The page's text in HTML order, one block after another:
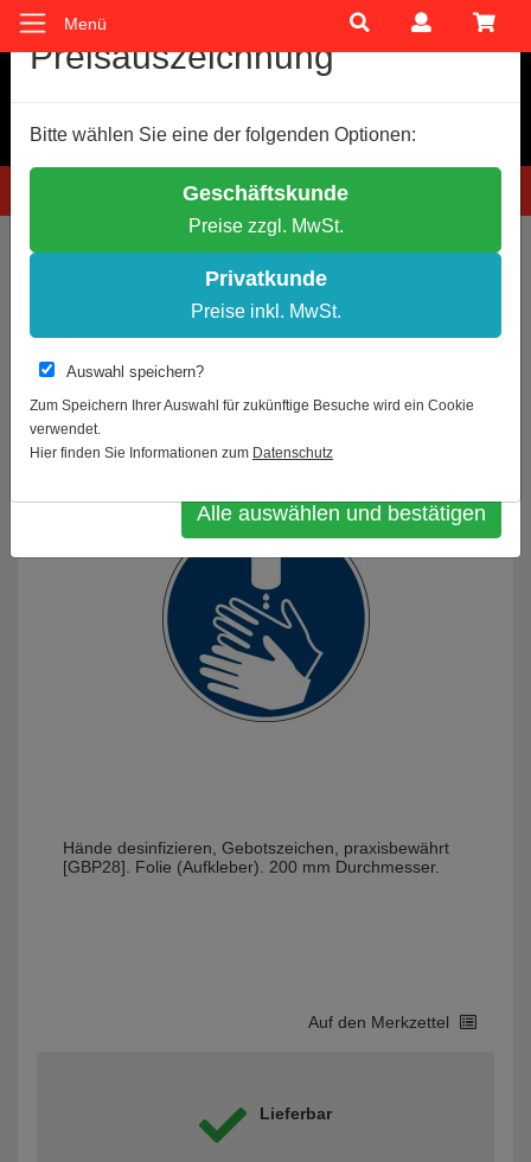
Hotline: 0781 9399888-60
Menü
Sie sind hier: Nach Lieferant
Hände desinfizieren, Gebotszeichen,
praxisbewährt [GBP28]
Hände desinfizieren, Gebotszeichen, praxisbewährt
[GBP28]. Folie (Aufkleber). 200 mm Durchmesser.
Auf den Merkzettel
Lieferbar
Cookie-Einstellungen
Wir verwenden Cookies, um Ihnen ein optimales
Einige Cookies sind technisch notwendig, andere dienen zu
anonymen Statistikzwecken.
Entscheiden Sie bitte selbst, welche Cookies Sie akzeptieren.
Notwendige Cookies erlauben
Weitere Infos
Datenschutz Impressum
Auswahl bestätigen
Alle auswählen und bestätigen
Preisauszeichnung
Bitte wählen Sie eine der folgenden Optionen:
Geschäftskunde
Preise zzgl. MwSt.
Privatkunde
Preise inkl. MwSt.
Auswahl speichern?
Zum Speichern Ihrer Auswahl für zukünftige Besuche wird ein Cookie
verwendet.
Hier finden Sie Informationen zum Datenschutz